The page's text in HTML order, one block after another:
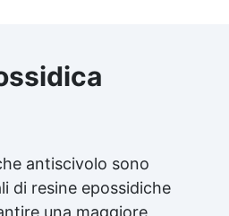
antiscivolo sono
di resine epossidiche
una maggiore